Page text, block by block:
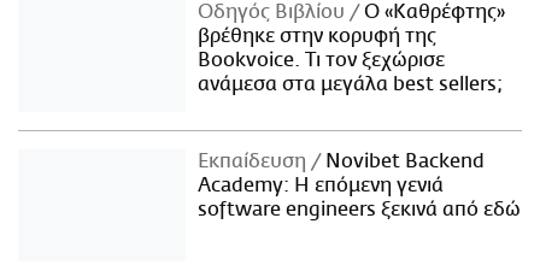
Οδηγός Βιβλίου
Ο «Καθρέφτης»
βρέθηκε στην κορυφή της
Bookvoice. Τι τον ξεχώρισε
ανάμεσα στα μεγάλα best sellers;
Εκπαίδευση
Novibet Backend
Academy: Η επόμενη γενιά
software engineers ξεκινά από εδώ